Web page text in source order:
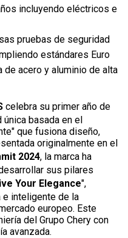
incluyendo eléctricos e
pruebas de seguridad
estándares Euro
de acero y aluminio de alta
celebra su primer año de
basada en el
que fusiona diseño,
originalmente en el
2024, la marca ha
sus pilares
Your Elegance",
e inteligente de la
europeo. Este
del Grupo Chery con
avanzada.